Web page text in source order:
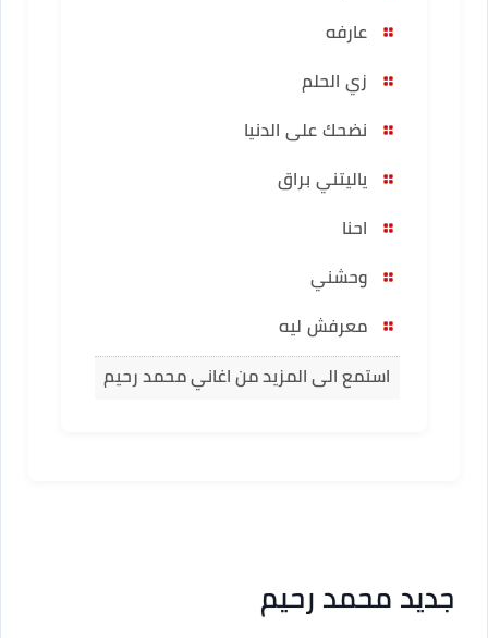
عارفه
زي الحلم
نضحك على الدنيا
ياليتني براق
احنا
وحشني
معرفش ليه
استمع الى المزيد من اغاني محمد رحيم
جديد محمد رحيم